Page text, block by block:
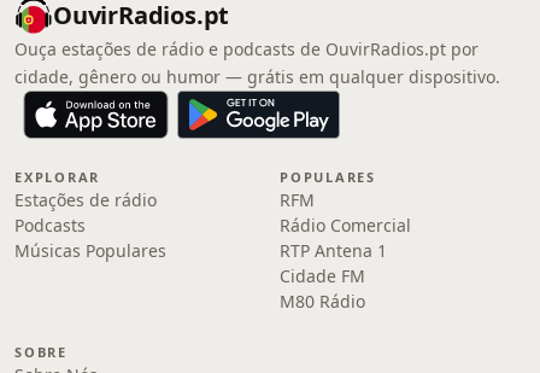
OuvirRadios.pt
Ouça estações de rádio e podcasts de OuvirRadios.pt por
cidade, gênero ou humor — grátis em qualquer dispositivo.
EXPLORAR
Estações de rádio
Podcasts
Músicas Populares
POPULARES
RFM
Rádio Comercial
RTP Antena 1
Cidade FM
M80 Rádio
SOBRE